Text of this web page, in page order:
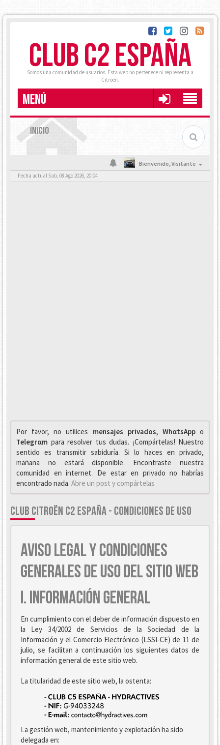
CLUB C2 ESPAÑA
Somos una comunidad de usuarios. Esta web no pertenece ni representa a
Citroën.
MENÚ
INICIO
Bienvenido,Visitante
Fecha actual Sab, 08 Ago 2026, 20:04
Por favor, no utilices mensajes privados, WhαtsAppo
Telegrαm para resolver tus dudas. ¡Compártelas! Nuestro
sentido es transmitir sabiduría. Si lo haces en privado,
mañana no estará disponible. Encontraste nuestra
comunidad en internet. De estar en privado no habrías
encontrado nada. Abre un post y compártelas
CLUB CITROËN C2 ESPAÑA - CONDICIONES DE USO
AVISO LEGAL Y CONDICIONES
GENERALES DE USO DEL SITIO WEB
I. INFORMACIÓN GENERAL
En cumplimiento con el deber de información dispuesto en
la Ley 34/2002 de Servicios de la Sociedad de la
Información y el Comercio Electrónico (LSSI-CE) de 11 de
julio, se facilitan a continuación los siguientes datos de
información general de este sitio web.
La titularidad de este sitio web, la ostenta:
La gestión web, mantenimiento y explotación ha sido
delegada en: